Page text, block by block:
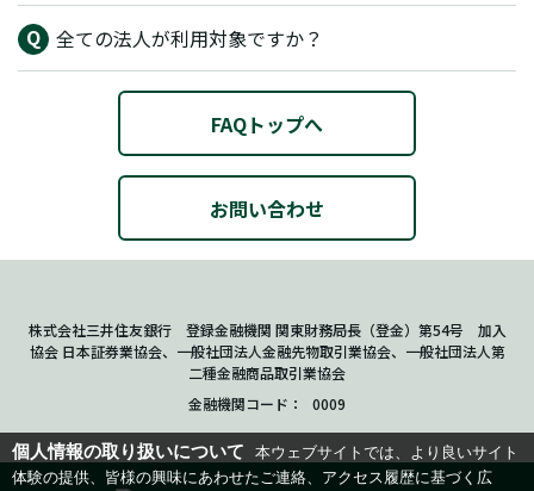
全ての法人が利用対象ですか？
FAQトップへ
お問い合わせ
株式会社三井住友銀行 登録金融機関 関東財務局長（登金）第54号 加入
協会 日本証券業協会、一般社団法人金融先物取引業協会、一般社団法人第
二種金融商品取引業協会
金融機関コード
0009
個人情報の取り扱いについて
本ウェブサイトでは、より良いサイト
体験の提供、皆様の興味にあわせたご連絡、アクセス履歴に基づく広